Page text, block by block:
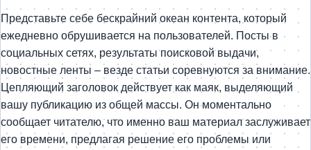
Представьте себе бескрайний океан контента, который
ежедневно обрушивается на пользователей. Посты в
социальных сетях, результаты поисковой выдачи,
новостные ленты – везде статьи соревнуются за внимание.
Цепляющий заголовок действует как маяк, выделяющий
вашу публикацию из общей массы. Он моментально
сообщает читателю, что именно ваш материал заслуживает
его времени, предлагая решение его проблемы или